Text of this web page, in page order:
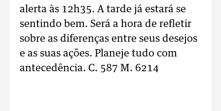
alerta às 12h35. A tarde já estará se
sentindo bem. Será a hora de refletir
sobre as diferenças entre seus desejos
e as suas ações. Planeje tudo com
antecedência. C. 587 M. 6214